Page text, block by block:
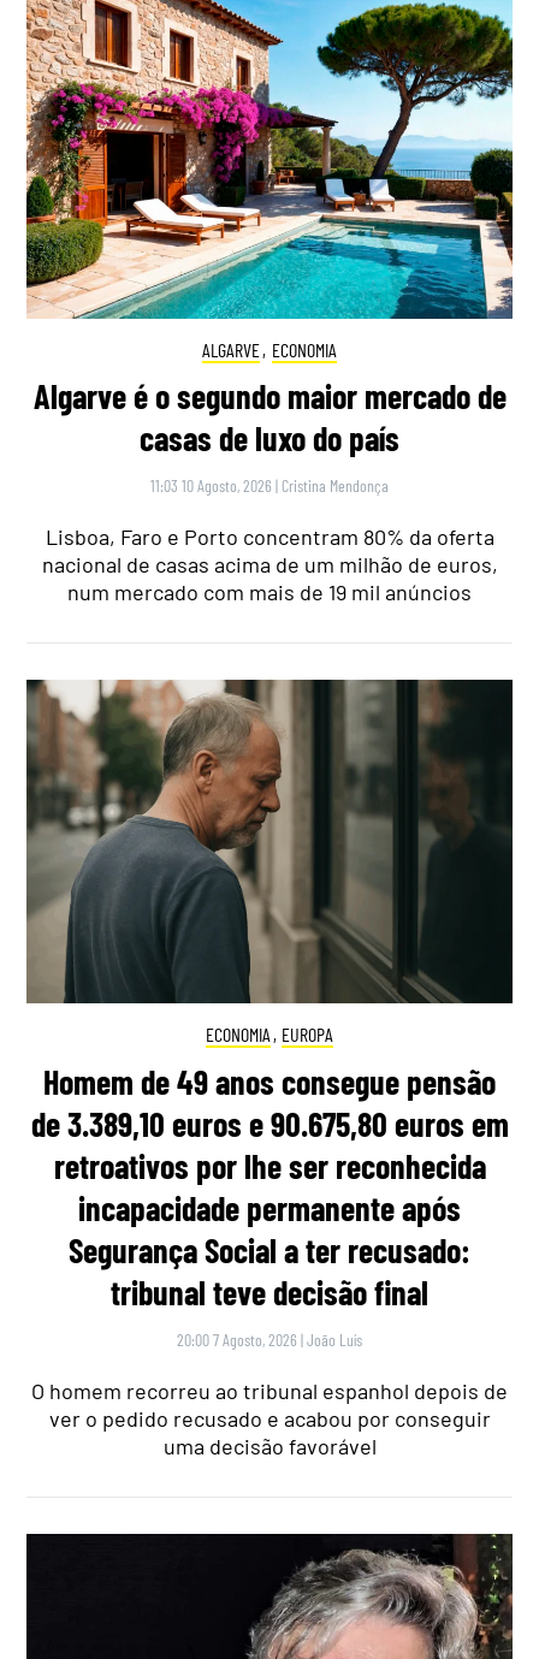
ALGARVE, ECONOMIA
Algarve é o segundo maior mercado de
casas de luxo do país
11:03 10 Agosto, 2026 | Cristina Mendonça
Lisboa, Faro e Porto concentram 80% da oferta
nacional de casas acima de um milhão de euros,
num mercado com mais de 19 mil anúncios
ECONOMIA , EUROPA
Homem de 49 anos consegue pensão
de 3.389,10 euros e 90.675,80 euros em
retroativos por lhe ser reconhecida
incapacidade permanente após
Segurança Social a ter recusado:
tribunal teve decisão final
20:00 7 Agosto, 2026 |João Luís
O homem recorreu ao tribunal espanhol depois de
ver o pedido recusado e acabou por conseguir
uma decisão favorável